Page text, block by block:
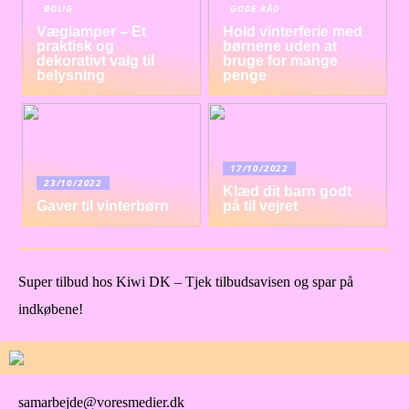
BOLIG
Væglamper – Et
praktisk og
dekorativt valg til
belysning
GODE RÅD
Hold vinterferie med
børnene uden at
bruge for mange
penge
23/10/2022
Gaver til vinterbørn
17/10/2022
Klæd dit barn godt
på til vejret
Super tilbud hos Kiwi DK – Tjek tilbudsavisen og spar på
indkøbene!
samarbejde@voresmedier.dk